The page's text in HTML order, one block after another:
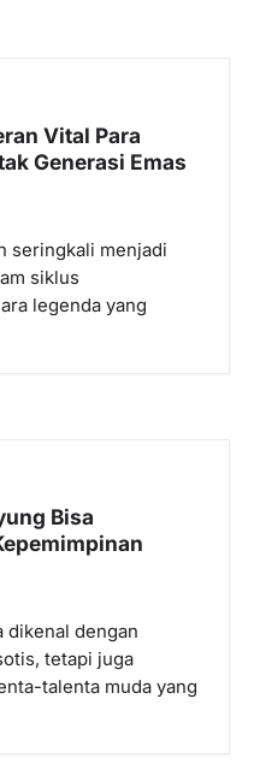
Vital Para
Generasi Emas
seringkali menjadi
siklus
legenda yang
Bisa
dikenal dengan
tetapi juga
talenta muda yang